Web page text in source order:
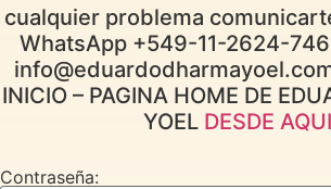
cualquier problema
WhatsApp +549-11-2624-
info@eduardodharmayoel.com
INICIO – PAGINA HOME DE
YOEL DESDE AQUI
Contraseña: